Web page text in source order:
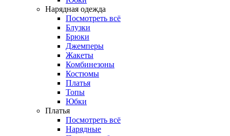
Нарядная одежда
Посмотреть всё
Блузки
Брюки
Джемперы
Жакеты
Комбинезоны
Костюмы
Платья
Топы
Юбки
Платья
Посмотреть всё
Нарядные